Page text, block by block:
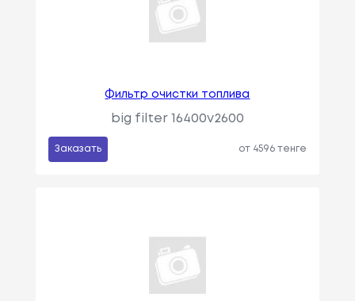
Фильтр очистки топлива
big filter 16400v2600
Заказать от 4596 тенге